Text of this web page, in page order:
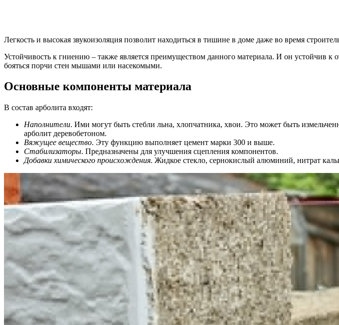
Легкость и высокая звукоизоляция позволит находиться в тишине в доме даже во время
Устойчивость к гниению – также является преимуществом данного материала. И он
бояться порчи стен мышами или насекомыми.
Основные компоненты материала
В состав арболита входят:
Наполнители. Ими могут быть стебли льна, хлопчатника, хвои. Это может быть
арболит деревобетоном.
Вяжущее вещество. Эту функцию выполняет цемент марки 300 и выше.
Стабилизаторы. Предназначены для улучшения сцепления компонентов.
Добавки химического происхождения. Жидкое стекло, сернокислый алюминий, нитрат